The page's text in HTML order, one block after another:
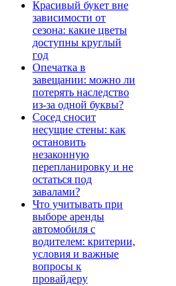
Красивый букет вне
зависимости от
сезона: какие цветы
доступны круглый
год
Опечатка в
завещании: можно ли
потерять наследство
из-за одной буквы?
Сосед сносит
несущие стены: как
остановить
незаконную
перепланировку и не
остаться под
завалами?
Что учитывать при
выборе аренды
автомобиля с
водителем: критерии,
условия и важные
вопросы к
провайдеру